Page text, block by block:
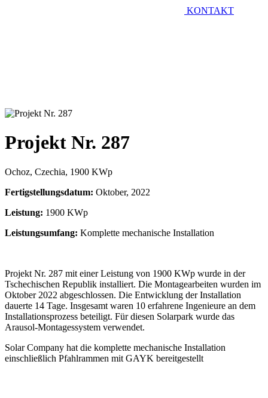
KONTAKT
Projekt Nr. 287
Ochoz, Czechia, 1900 KWp
Fertigstellungsdatum: Oktober, 2022
Leistung: 1900 KWp
Leistungsumfang: Komplette mechanische Installation
Projekt Nr. 287 mit einer Leistung von 1900 KWp wurde in der
Tschechischen Republik installiert. Die Montagearbeiten wurden im
Oktober 2022 abgeschlossen. Die Entwicklung der Installation
dauerte 14 Tage. Insgesamt waren 10 erfahrene Ingenieure an dem
Installationsprozess beteiligt. Für diesen Solarpark wurde das
Arausol-Montagessystem verwendet.
Solar Company hat die komplette mechanische Installation
einschließlich Pfahlrammen mit GAYK bereitgestellt